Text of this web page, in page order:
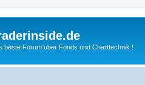
beste Forum über Fonds und Charttechnik !